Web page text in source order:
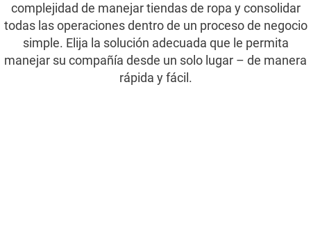
Cizaro Pricing
Comunicación
complejidad de manejar tiendas de ropa y consolidar
todas las operaciones dentro de un proceso de negocio
simple. Elija la solución adecuada que le permita
manejar su compañía desde un solo lugar – de manera
rápida y fácil.